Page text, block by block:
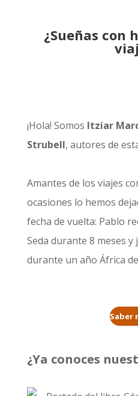
¿Sueñas con
¡Hola! Somos Itziar
Strubell, autores de
Amantes de los viajes
ocasiones lo hemos
fecha de vuelta: Pablo
Seda durante 8 meses y
durante un año África
Saber
¿Ya conoces